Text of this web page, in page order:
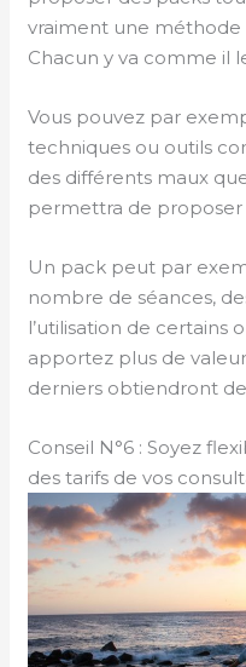
vraiment une méthode
Chacun y va comme il
Vous pouvez par
techniques ou outils
des différents maux
permettra de proposer
Un pack peut par
nombre de séances,
l’utilisation de certains
apportez plus de
derniers obtiendront
Conseil N°6 : Soyez
des tarifs de vos